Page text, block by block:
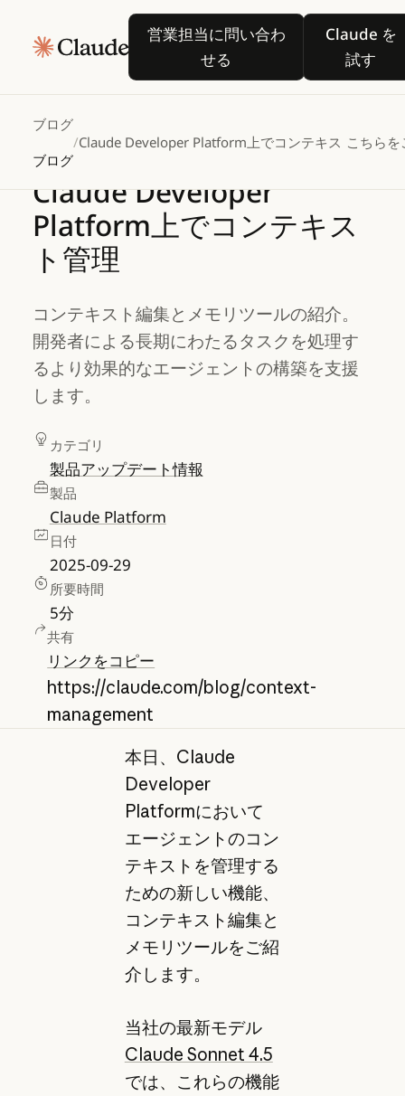
営業担当に問い合わ
せる
営業担当に問い合わせる
Claude を
試す
ブログ
ブログ
/Claude Developer Platform上でコンテキスト管理
こちら
ClaudeDeveloper
Platform上でコンテキス
ト管理
コンテキスト編集とメモリツールの紹介。
開発者による長期にわたるタスクを処理す
るより効果的なエージェントの構築を支援
します。
カテゴリ
製品アップデート情報
製品
Claude Platform
日付
2025-09-29
所要時間
5分
共有
リンクをコピー
https://claude.com/blog/context-
management
本日、Claude
Developer
Platformにおいて
エージェントのコン
テキストを管理する
ための新しい機能、
コンテキスト編集と
メモリツールをご紹
介します。
当社の最新モデル
Claude Sonnet 4.5
では、これらの機能